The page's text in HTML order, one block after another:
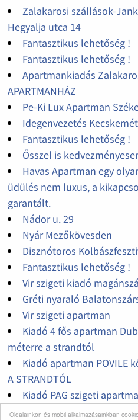
Oldalainkon és mobil alkalmazásainkban
Zalakarosi szállások-
Hegyalja utca 14
Fantasztikus lehetőség !
Fantasztikus lehetőség !
Apartmankiadás
APARTMANHÁZ
Pe-Ki Lux Apartman
Idegenvezetés
Fantasztikus lehetőség !
Ősszel is
Havas Apartman egy
üdülés nem luxus, a
garantált.
Nádor u. 29
Nyár Mezőkövesden
Disznótoros
Fantasztikus lehetőség !
Vir szigeti kiadó
Gréti nyaraló
Vir szigeti apartman
Kiadó 4 fős apartman
méterre a strandtól
Kiadó apartman POVILE
A STRANDTÓL
Kiadó PAG szigeti
Kiadó KRK szigeti